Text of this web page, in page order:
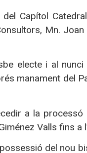
Capítol
Mn.
electe i al
manament del
a la
Valls fins a
del nou